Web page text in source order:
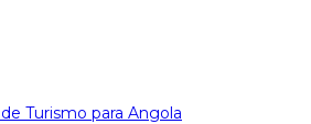
Turismo para Angola